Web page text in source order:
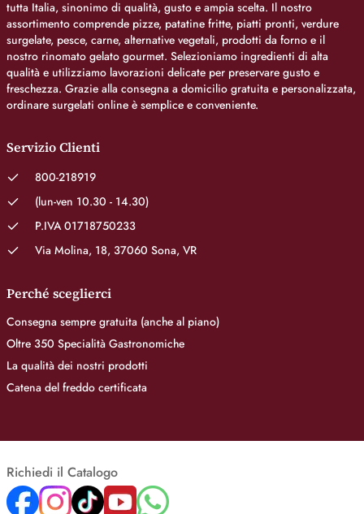
tutta Italia, sinonimo di qualità, gusto e ampia scelta. Il nostro
assortimento comprende pizze, patatine fritte, piatti pronti, verdure
surgelate, pesce, carne, alternative vegetali, prodotti da forno e il
nostro rinomato gelato gourmet. Selezioniamo ingredienti di alta
qualità e utilizziamo lavorazioni delicate per preservare gusto e
freschezza. Grazie alla consegna a domicilio gratuita e personalizzata,
ordinare surgelati online è semplice e conveniente.
Servizio Clienti
800-218919
(lun-ven 10.30 - 14.30)
P.IVA 01718750233
Via Molina, 18, 37060 Sona, VR
Perché sceglierci
Consegna sempre gratuita (anche al piano)
Oltre 350 Specialità Gastronomiche
La qualità dei nostri prodotti
Catena del freddo certificata
Richiedi il Catalogo